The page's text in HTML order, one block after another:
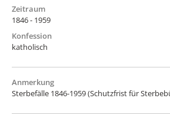
Zeitraum
1846 - 1959
Konfession
katholisch
Anmerkung
Sterbefälle 1846-1959 (Schutzfrist für